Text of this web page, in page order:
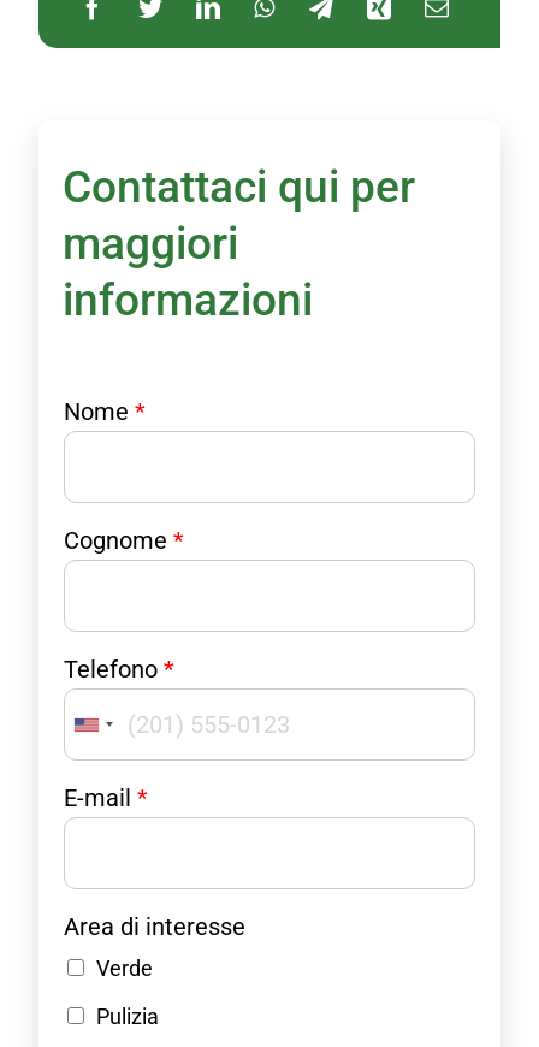
Contattaci qui per
maggiori
informazioni
Nome *
Cognome *
Telefono *
United
States
+1
P
o
c
y
E
-
m
E-mail *
Area di interesse
Verde
Pulizia